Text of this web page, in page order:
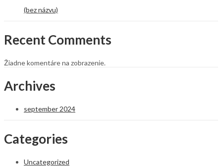
(bez názvu)
Recent Comments
Žiadne komentáre na zobrazenie.
Archives
september 2024
Categories
Uncategorized